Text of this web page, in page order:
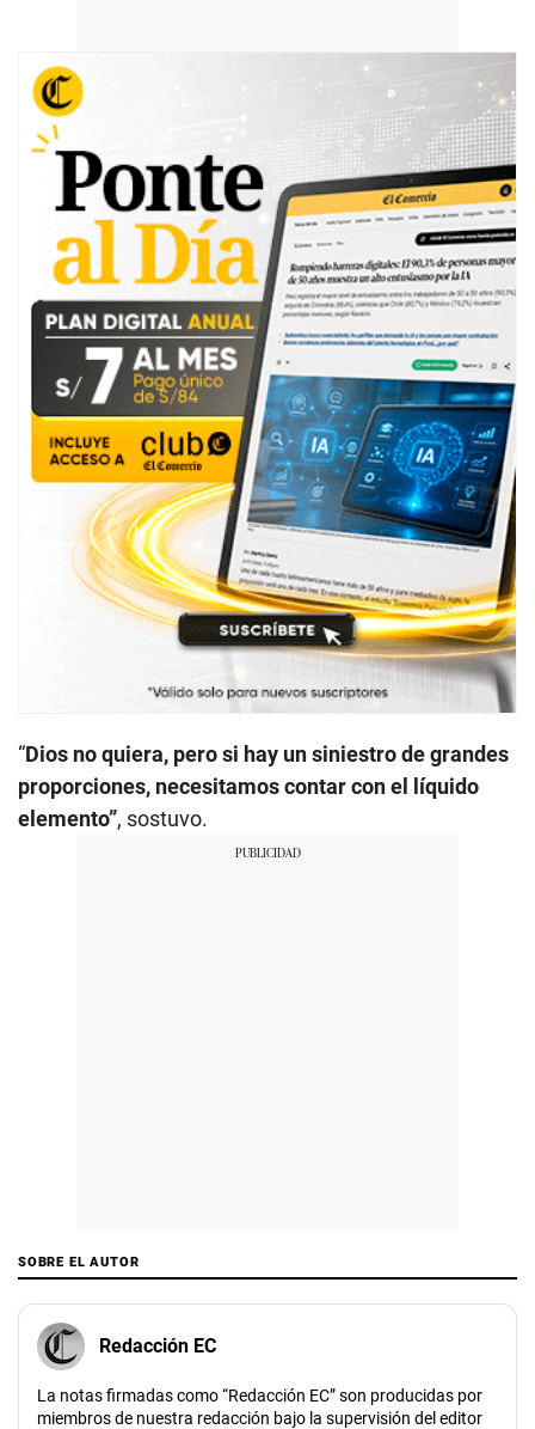
“Dios no quiera, pero si hay un siniestro de grandes
proporciones, necesitamos contar con el líquido
elemento”, sostuvo.
SOBRE EL AUTOR
Redacción EC
La notas firmadas como “Redacción EC” son producidas por
miembros de nuestra redacción bajo la supervisión del editor